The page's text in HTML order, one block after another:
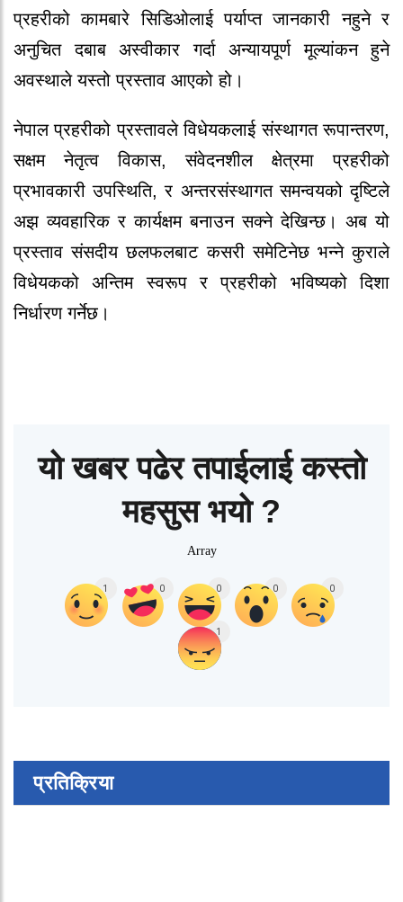
प्रहरीको कामबारे सिडिओलाई पर्याप्त जानकारी नहुने र
अनुचित दबाब अस्वीकार गर्दा अन्यायपूर्ण मूल्यांकन हुने
अवस्थाले यस्तो प्रस्ताव आएको हो।
नेपाल प्रहरीको प्रस्तावले विधेयकलाई संस्थागत रूपान्तरण,
सक्षम नेतृत्व विकास, संवेदनशील क्षेत्रमा प्रहरीको
प्रभावकारी उपस्थिति, र अन्तरसंस्थागत समन्वयको दृष्टिले
अझ व्यवहारिक र कार्यक्षम बनाउन सक्ने देखिन्छ। अब यो
प्रस्ताव संसदीय छलफलबाट कसरी समेटिनेछ भन्ने कुराले
विधेयकको अन्तिम स्वरूप र प्रहरीको भविष्यको दिशा
निर्धारण गर्नेछ।
यो खबर पढेर तपाईलाई कस्तो
महसुस भयो ?
Array
1 0 0 0 0
1
प्रतिक्रिया